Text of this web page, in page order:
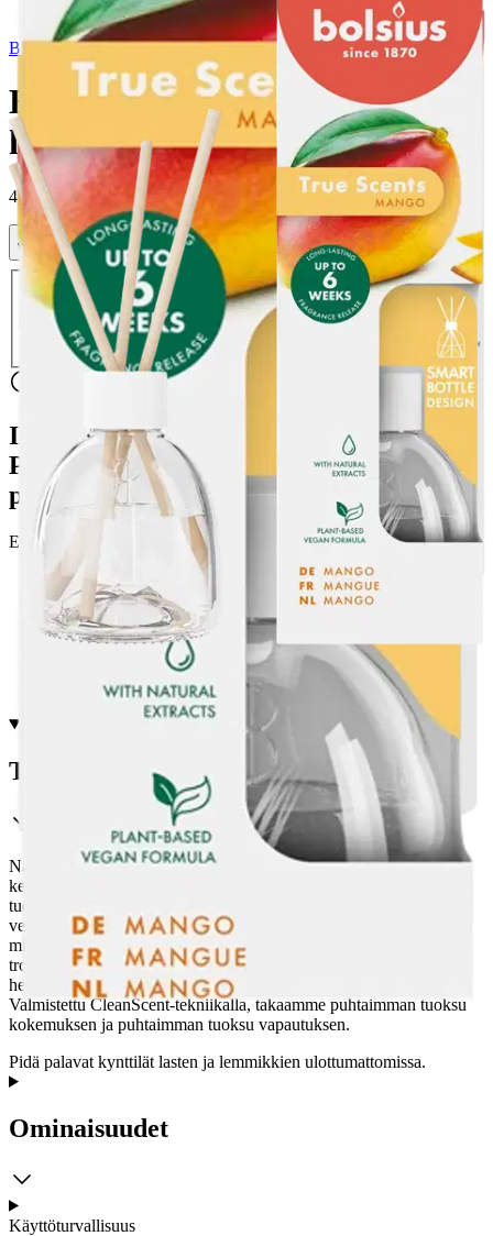
Bolsius
Bolsius True Scents –
huonetuoksu – Mango – 60 ml
4,49 €
Verkkokaupan hinta
Valitse toimitustapa
Nouto myymälästä
Ilmainen
Siirry valitsemaan myymälä
Toimitus
Ei saatavilla
Ilmainen toimitus yli 100 €:n tilauksille
Postin pakettiautomaattiin tai
palvelupisteeseen!
Etu ei koske Suuri‑lisäpalvelulla toimitettavia tuotteita.
Tarkista myymäläsaatavuus
Tuotekuvaus
Nauti Mango tuoksuisen True Scents -huonetuoksun pitkään
kestävästä tuoksuelämyksestä. Pullo on muotoiltu siten, että kolme
tuoksutikkua voidaan asetella optimaalisesti. Optimaalisen
vegaanisen koostumuksen ansiosta tuoksutikut levittävät
miellyttävää tuoksuaan jopa 6 viikon ajan. Nauti mangon
trooppisesta tuoksusta aivan kuin olisit eksoottisella saarella. Koe
hedelmäisen mangon puhdas tuoksu mukavasti omassa kodissasi.
Valmistettu CleanScent-tekniikalla, takaamme puhtaimman tuoksu
kokemuksen ja puhtaimman tuoksu vapautuksen.
Pidä palavat kynttilät lasten ja lemmikkien ulottumattomissa.
Ominaisuudet
Käyttöturvallisuus